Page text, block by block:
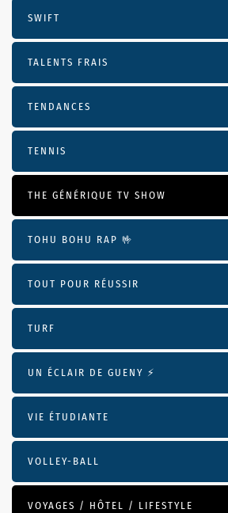
SWIFT
TALENTS FRAIS
TENDANCES
TENNIS
THE GÉNÉRIQUE TV SHOW
TOHU BOHU RAP 🤟
TOUT POUR RÉUSSIR
TURF
UN ÉCLAIR DE GUENY ⚡️
VIE ÉTUDIANTE
VOLLEY-BALL
VOYAGES / HÔTEL / LIFESTYLE